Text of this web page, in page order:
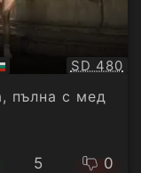
SD 480
пълна с мед
5 0